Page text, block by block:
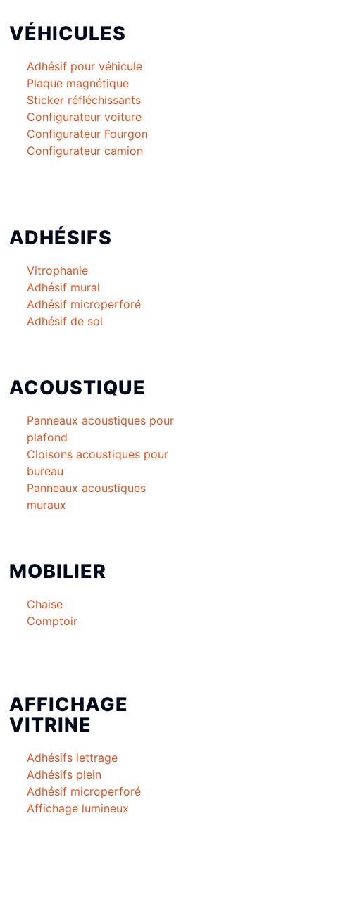
VÉHICULES
Adhésif pour véhicule
Plaque magnétique
Sticker réfléchissants
Configurateur voiture
Configurateur Fourgon
Configurateur camion
ADHÉSIFS
Vitrophanie
Adhésif mural
Adhésif microperforé
Adhésif de sol
ACOUSTIQUE
Panneaux acoustiques pour
plafond
Cloisons acoustiques pour
bureau
Panneaux acoustiques
muraux
MOBILIER
Chaise
Comptoir
AFFICHAGE
VITRINE
Adhésifs lettrage
Adhésifs plein
Adhésif microperforé
Affichage lumineux